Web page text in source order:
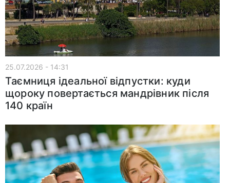
25.07.2026 - 14:31
Таємниця ідеальної відпустки: куди
щороку повертається мандрівник після
140 країн